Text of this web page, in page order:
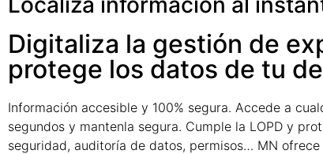
Digitaliza la gestión de
protege los datos de tu
Información accesible y 100% segura. Accede a
segundos y mantenla segura. Cumple la LOPD y
seguridad, auditoría de datos, permisos… MN